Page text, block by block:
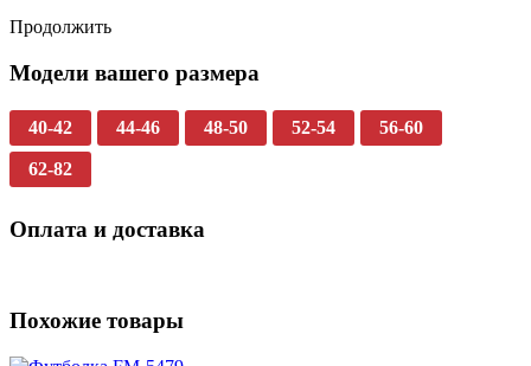
Продолжить
Модели вашего размера
40-42 44-46 48-50 52-54 56-60
62-82
Оплата и доставка
Похожие товары